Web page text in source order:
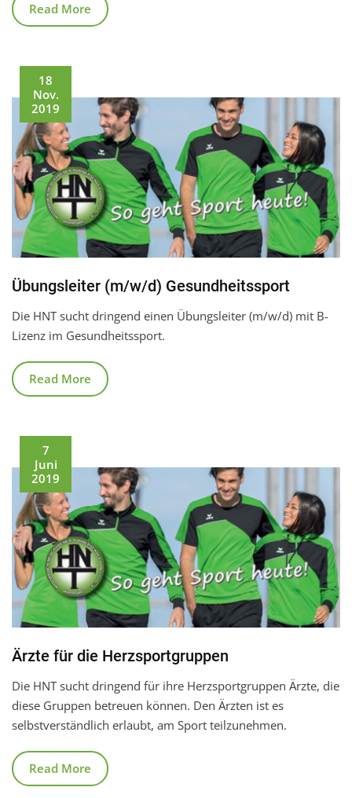
Read More
18
Nov.
2019
Übungsleiter (m/w/d) Gesundheitssport
Die HNT sucht dringend einen Übungsleiter (m/w/d) mit B-
Lizenz im Gesundheitssport.
Read More
7
Juni
2019
Ärzte für die Herzsportgruppen
Die HNT sucht dringend für ihre Herzsportgruppen Ärzte, die
diese Gruppen betreuen können. Den Ärzten ist es
selbstverständlich erlaubt, am Sport teilzunehmen.
Read More